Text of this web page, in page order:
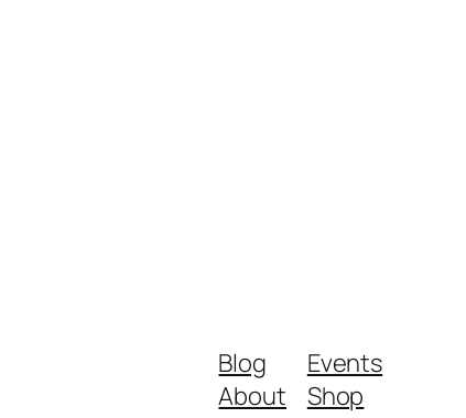
Blog
About
Events
Shop